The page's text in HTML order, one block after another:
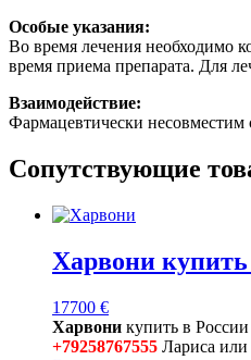
Особые указания:
Во время лечения необходимо
время приема препарата. Для
Взаимодействие:
Фармацевтически
Сопутствующие
Харвони купить
17700 €
Харвони купить в
+79258767555 Лариса или